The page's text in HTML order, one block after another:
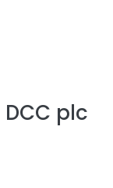
DCC plc